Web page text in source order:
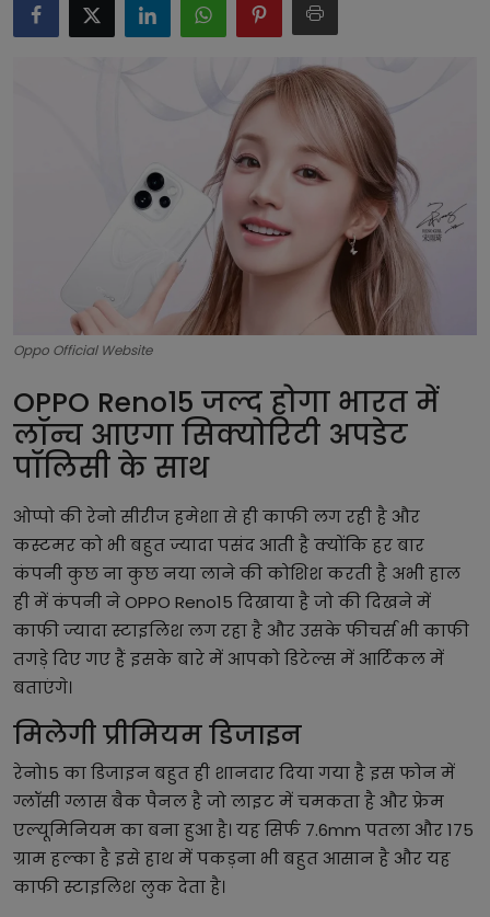
टेक्नोलॉजी
Oppo Official Website
OPPO Reno15 जल्द होगा भारत में
लॉन्च आएगा सिक्योरिटी अपडेट
पॉलिसी के साथ
ओप्पो की रेनो सीरीज हमेशा से ही काफी लग रही है और
कस्टमर को भी बहुत ज्यादा पसंद आती है क्योंकि हर बार
कंपनी कुछ ना कुछ नया लाने की कोशिश करती है अभी हाल
ही में कंपनी ने OPPO Reno15 दिखाया है जो की दिखने में
काफी ज्यादा स्टाइलिश लग रहा है और उसके फीचर्स भी काफी
तगड़े दिए गए हैं इसके बारे में आपको डिटेल्स में आर्टिकल में
बताएंगे।
मिलेगी प्रीमियम डिजाइन
रेनो15 का डिजाइन बहुत ही शानदार दिया गया है इस फोन में
ग्लॉसी ग्लास बैक पैनल है जो लाइट में चमकता है और फ्रेम
एल्यूमिनियम का बना हुआ है। यह सिर्फ 7.6mm पतला और 175
ग्राम हल्का है इसे हाथ में पकड़ना भी बहुत आसान है और यह
काफी स्टाइलिश लुक देता है।